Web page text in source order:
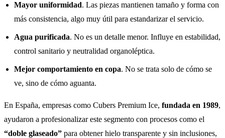
Mayor uniformidad. Las piezas mantienen tamaño y forma con
más consistencia, algo muy útil para estandarizar el servicio.
Agua purificada. No es un detalle menor. Influye en estabilidad,
control sanitario y neutralidad organoléptica.
Mejor comportamiento en copa. No se trata solo de cómo se
ve, sino de cómo aguanta.
En España, empresas como Cubers Premium Ice, fundada en 1989,
ayudaron a profesionalizar este segmento con procesos como el
“doble glaseado” para obtener hielo transparente y sin inclusiones,